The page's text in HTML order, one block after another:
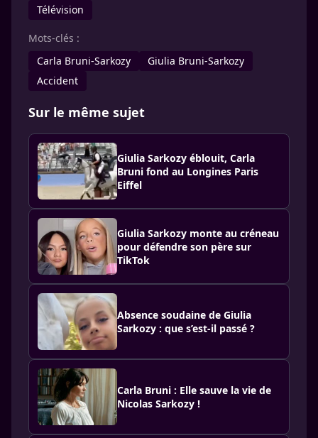
Télévision
Mots-clés :
Carla Bruni-Sarkozy
Giulia Bruni-Sarkozy
Accident
Sur le même sujet
Giulia Sarkozy éblouit, Carla
Bruni fond au Longines Paris
Eiffel
Giulia Sarkozy monte au créneau
pour défendre son père sur
TikTok
Absence soudaine de Giulia
Sarkozy : que s’est-il passé ?
Carla Bruni : Elle sauve la vie de
Nicolas Sarkozy !